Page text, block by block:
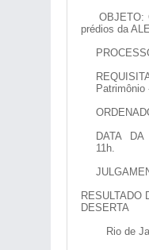
OBJETO:
prédios da
Patrimônio
DATA
11h.
RESULTADO
DESERTA
Rio de